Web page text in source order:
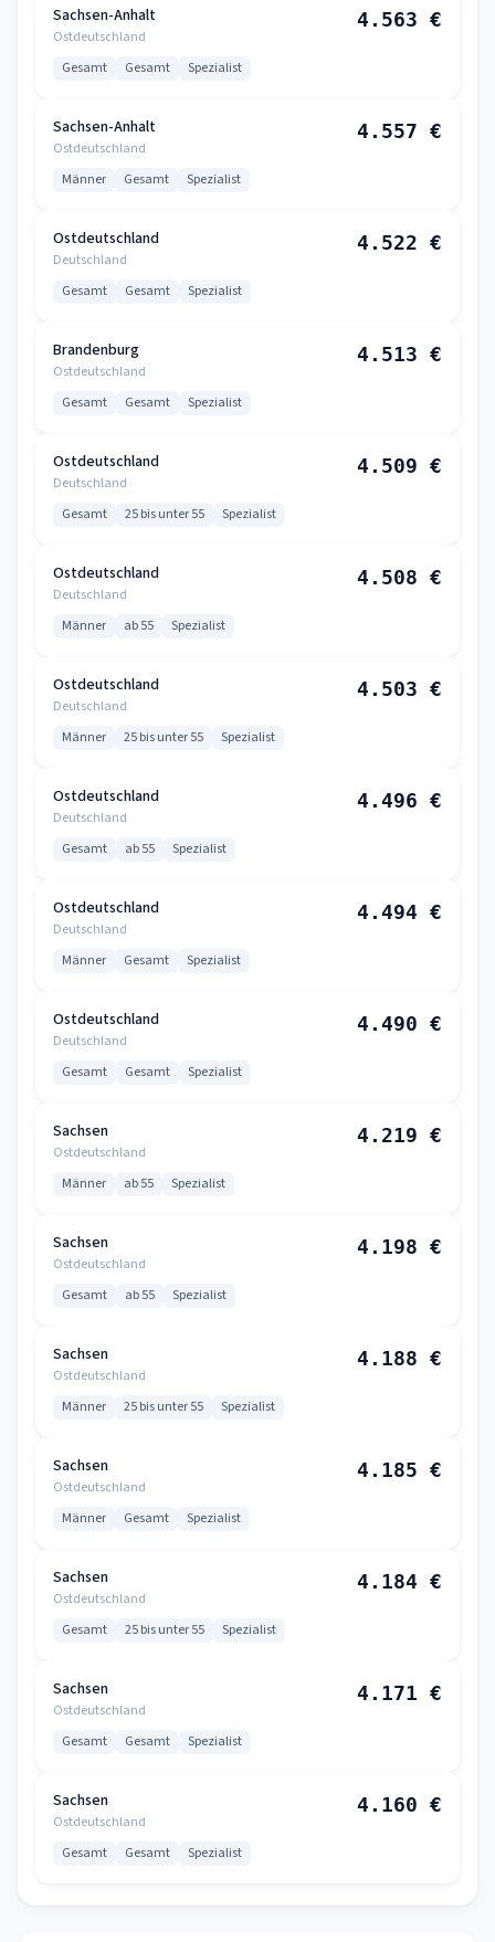
Sachsen-Anhalt
Ostdeutschland
4.563 €
Gesamt Gesamt Spezialist
Sachsen-Anhalt
Ostdeutschland
4.557 €
Männer Gesamt Spezialist
Ostdeutschland
Deutschland
4.522 €
Gesamt Gesamt Spezialist
Brandenburg
Ostdeutschland
4.513 €
Gesamt Gesamt Spezialist
Ostdeutschland
Deutschland
4.509 €
Gesamt 25 bis unter 55 Spezialist
Ostdeutschland
Deutschland
4.508 €
Männer ab 55 Spezialist
Ostdeutschland
Deutschland
4.503 €
Männer 25 bis unter 55 Spezialist
Ostdeutschland
Deutschland
4.496 €
Gesamt ab 55 Spezialist
Ostdeutschland
Deutschland
4.494 €
Männer Gesamt Spezialist
Ostdeutschland
Deutschland
4.490 €
Gesamt Gesamt Spezialist
Sachsen
Ostdeutschland
4.219 €
Männer ab 55 Spezialist
Sachsen
Ostdeutschland
4.198 €
Gesamt ab 55 Spezialist
Sachsen
Ostdeutschland
4.188 €
Männer 25 bis unter 55 Spezialist
Sachsen
Ostdeutschland
4.185 €
Männer Gesamt Spezialist
Sachsen
Ostdeutschland
4.184 €
Gesamt 25 bis unter 55 Spezialist
Sachsen
Ostdeutschland
4.171 €
Gesamt Gesamt Spezialist
Sachsen
Ostdeutschland
4.160 €
Gesamt Gesamt Spezialist